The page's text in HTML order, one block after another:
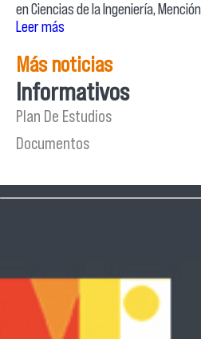
Informativos
Plan De Estudios
Documentos
en Ciencias de la Ingeniería,
Leer más
Más noticias